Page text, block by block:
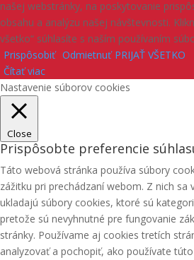
našej webstránky, na poskytovanie
obsahu a analýzu našej návštevnosti.
všetko“ súhlasíte s naším používaním
Prispôsobiť Odmietnuť PRIJAŤ VŠETKO
Čítať viac
Nastavenie súborov cookies
Close
Prispôsobte preferencie
Táto webová stránka používa súbory
zážitku pri prechádzaní webom. Z nich sa
ukladajú súbory cookies, ktoré sú
pretože sú nevyhnutné pre fungovanie
stránky. Používame aj cookies tretích
analyzovať a pochopiť, ako používate